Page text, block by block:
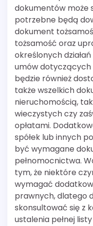
dokumentów może
potrzebne będą
dokument
tożsamość oraz
określonych
umów dotyczących
będzie również
także wszelkich
nieruchomością,
wieczystych czy
opłatami.
spółek lub innych
być wymagane
pełnomocnictwa.
tym, że niektóre
wymagać
prawnych, dlatego
skonsultować się z
ustalenia pełnej